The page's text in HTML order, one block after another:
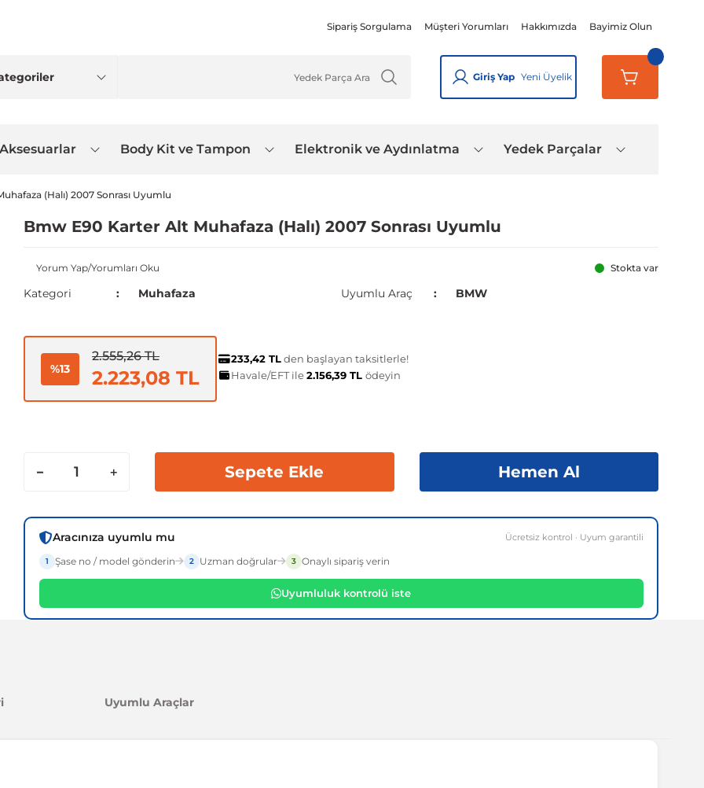
Sipariş Sorgulama Müşteri Yorumları Hakkımızda Bayimiz Olun
Giriş Yap Yeni Üyelik
Aksesuarlar Body Kit ve Tampon Elektronik ve Aydınlatma Yedek Parçalar
(Halı) 2007 Sonrası Uyumlu
Bmw E90 Karter Alt Muhafaza (Halı) 2007 Sonrası Uyumlu
Yorum Yap/Yorumları Oku Stokta var
Kategori Muhafaza Uyumlu Araç BMW
%13
2.555,26 TL
2.223,08 TL
233,42 TLden başlayan taksitlerle!
Havale/EFT ile2.156,39 TL ödeyin
Sepete Ekle Hemen Al
Aracınıza uyumlu mu Ücretsiz kontrol · Uyum garantili
1 Şase no / model gönderin 2 Uzman doğrular 3 Onaylı sipariş verin
Uyumluluk kontrolü iste
Uyumlu Araçlar